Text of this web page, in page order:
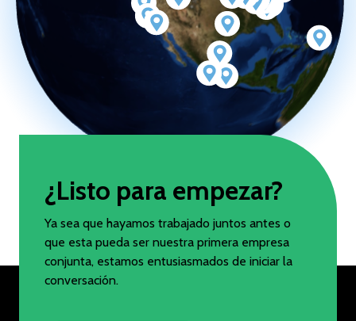
¿Listo para empezar?
Ya sea que hayamos trabajado juntos antes o
que esta pueda ser nuestra primera empresa
conjunta, estamos entusiasmados de iniciar la
conversación.